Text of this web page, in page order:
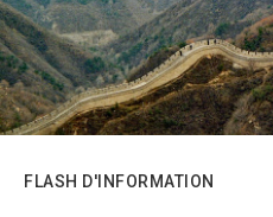
FLASH D'INFORMATION